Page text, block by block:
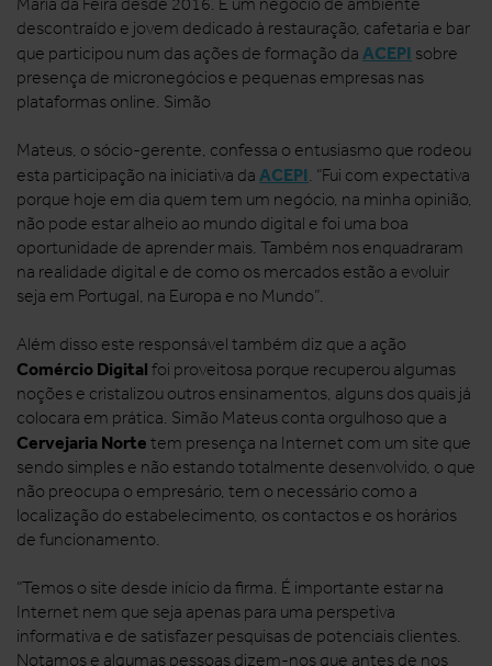
descontraído e jovem dedicado à restauração, cafetaria e bar
que participou num das ações de formação da ACEPI sobre
presença de micronegócios e pequenas empresas nas
plataformas online. Simão
Mateus, o sócio-gerente, confessa o entusiasmo que rodeou
esta participação na iniciativa da ACEPI. “Fui com expectativa
porque hoje em dia quem tem um negócio, na minha opinião,
não pode estar alheio ao mundo digital e foi uma boa
oportunidade de aprender mais. Também nos enquadraram
na realidade digital e de como os mercados estão a evoluir
seja em Portugal, na Europa e no Mundo”.
Além disso este responsável também diz que a ação
Comércio Digital foi proveitosa porque recuperou algumas
noções e cristalizou outros ensinamentos, alguns dos quais já
colocara em prática. Simão Mateus conta orgulhoso que a
Cervejaria Norte tem presença na Internet com um site que
sendo simples e não estando totalmente desenvolvido, o que
não preocupa o empresário, tem o necessário como a
localização do estabelecimento, os contactos e os horários
de funcionamento.
“Temos o site desde início da firma. É importante estar na
Internet nem que seja apenas para uma perspetiva
informativa e de satisfazer pesquisas de potenciais clientes.
Notamos e algumas pessoas dizem-nos que antes de nos